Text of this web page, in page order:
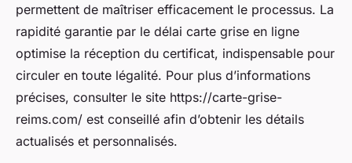
permettent de maîtriser efficacement le processus. La
rapidité garantie par le délai carte grise en ligne
optimise la réception du certificat, indispensable pour
circuler en toute légalité. Pour plus d’informations
précises, consulter le site https://carte-grise-
reims.com/ est conseillé afin d’obtenir les détails
actualisés et personnalisés.